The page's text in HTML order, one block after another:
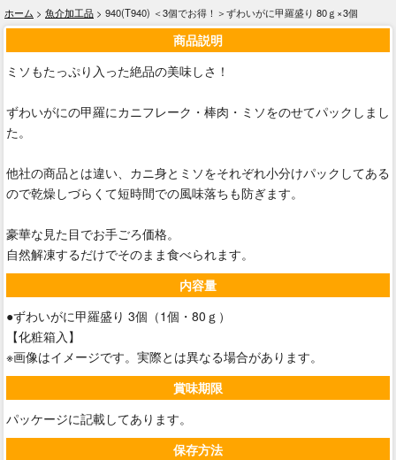
ホーム > 魚介加工品 > 940(T940) ＜3個でお得！＞ずわいがに甲羅盛り 80ｇ×3個
商品説明
ミソもたっぷり入った絶品の美味しさ！
ずわいがにの甲羅にカニフレーク・棒肉・ミソをのせてパックしまし
た。
他社の商品とは違い、カニ身とミソをそれぞれ小分けパックしてある
ので乾燥しづらくて短時間での風味落ちも防ぎます。
豪華な見た目でお手ごろ価格。
自然解凍するだけでそのまま食べられます。
内容量
●ずわいがに甲羅盛り 3個（1個・80ｇ）
【化粧箱入】
※画像はイメージです。実際とは異なる場合があります。
賞味期限
パッケージに記載してあります。
保存方法